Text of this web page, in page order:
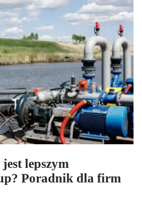
lepszym
Poradnik dla firm